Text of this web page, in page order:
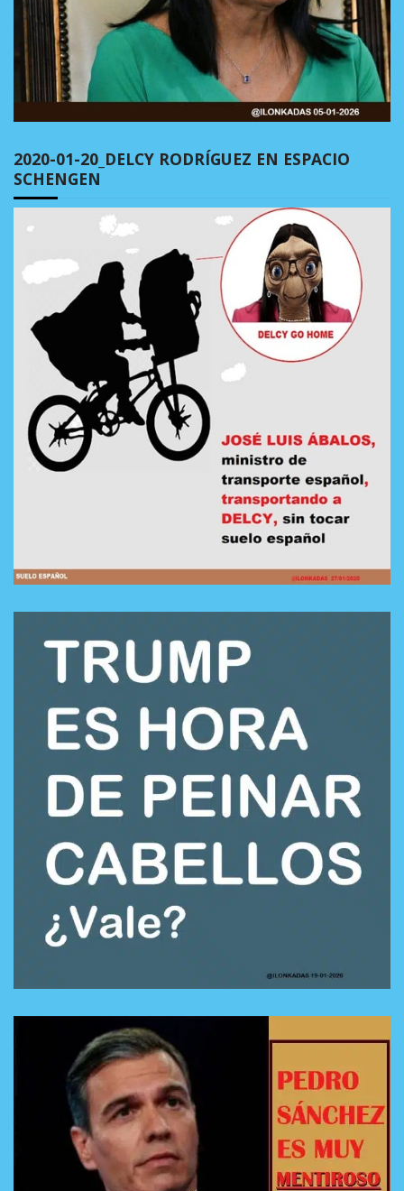
2020-01-20_DELCY RODRÍGUEZ EN ESPACIO
SCHENGEN